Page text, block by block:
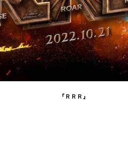
『ＲＲＲ』